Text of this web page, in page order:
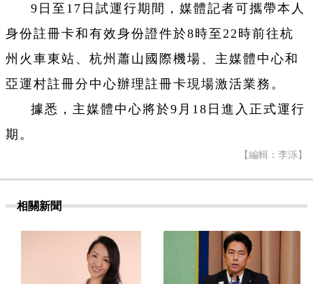
9日至17日試運行期間，媒體記者可攜帶本人
身份註冊卡和有效身份證件於8時至22時前往杭
州火車東站、杭州蕭山國際機場、主媒體中心和
亞運村註冊分中心辦理註冊卡現場激活業務。
據悉，主媒體中心將於9月18日進入正式運行
期。
【編輯：李泺】
相關新聞